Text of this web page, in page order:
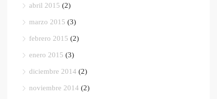
abril 2015 (2)
marzo 2015 (3)
febrero 2015 (2)
enero 2015 (3)
diciembre 2014 (2)
noviembre 2014 (2)